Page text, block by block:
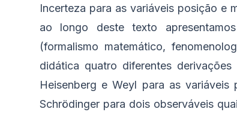
Incerteza para as variáveis posição e
ao longo deste texto
(formalismo matemático,
didática quatro diferentes
Heisenberg e Weyl para as
Schrödinger para dois observáveis